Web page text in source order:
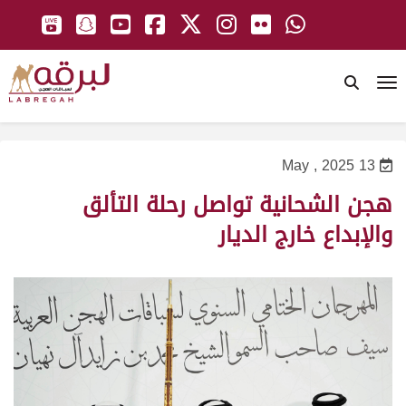
13 May , 2025
هجن الشحانية تواصل رحلة التألق
والإبداع خارج الديار